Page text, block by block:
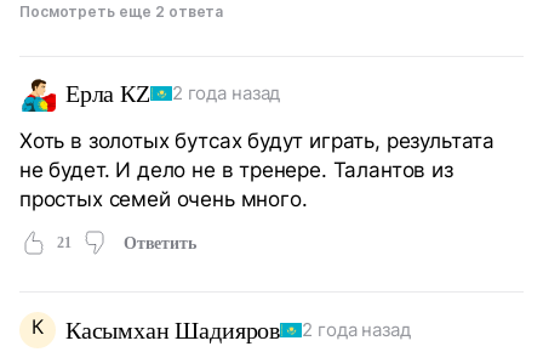
Посмотреть еще 2 ответа
Ерла КZ 2 года назад
Хоть в золотых бутсах будут играть, результата
не будет. И дело не в тренере. Талантов из
простых семей очень много.
21 Ответить
К Касымхан Шадияров 2 года назад